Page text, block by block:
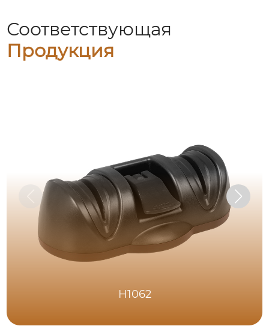
Соответствующая
Продукция
H1062